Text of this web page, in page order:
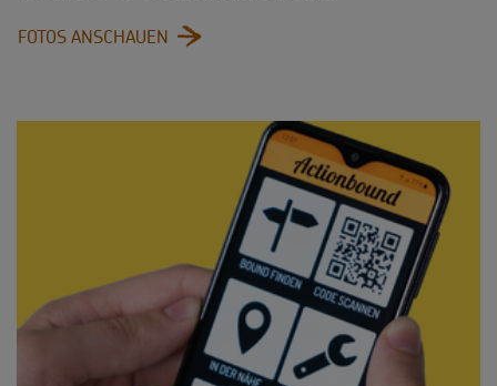
FOTOS ANSCHAUEN